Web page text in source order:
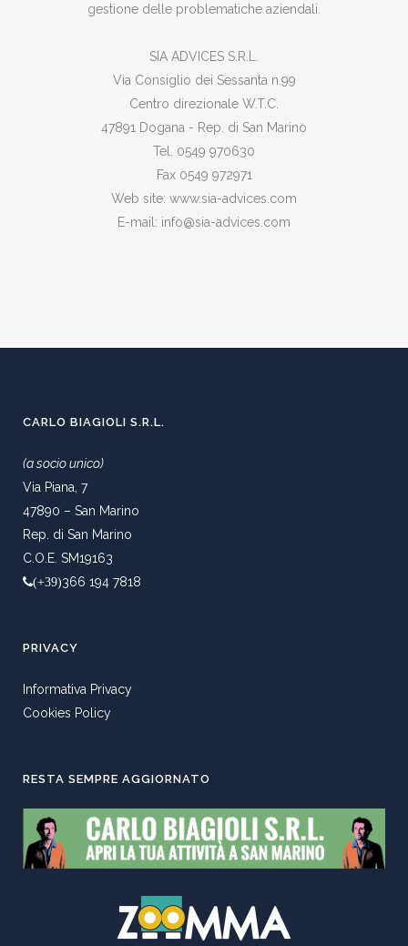
gestione delle problematiche aziendali.
SIA ADVICES S.R.L.
Via Consiglio dei Sessanta n.99
Centro direzionale W.T.C.
47891 Dogana - Rep. di San Marino
Tel. 0549 970630
Fax 0549 972971
Web site: www.sia-advices.com
E-mail: info@sia-advices.com
CARLO BIAGIOLI S.R.L.
(a socio unico)
Via Piana, 7
47890 – San Marino
Rep. di San Marino
C.O.E. SM19163
(+39)366 194 7818
PRIVACY
Informativa Privacy
Cookies Policy
RESTA SEMPRE AGGIORNATO